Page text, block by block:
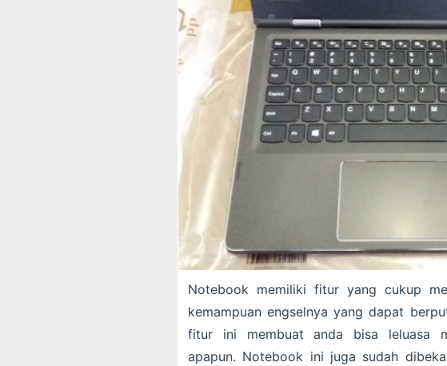
Notebook memiliki fitur yang cukup
kemampuan engselnya yang dapat
fitur ini membuat anda bisa leluasa
apapun. Notebook ini juga sudah